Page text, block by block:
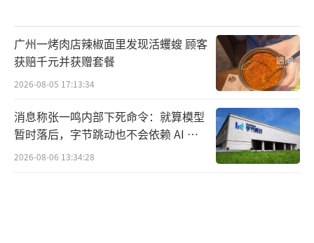
广州一烤肉店辣椒面里发现活蠼螋 顾客
获赔千元并获赠套餐
2026-08-05 17:13:34
消息称张一鸣内部下死命令：就算模型
暂时落后，字节跳动也不会依赖 AI 蒸
馏技术
2026-08-06 13:34:28